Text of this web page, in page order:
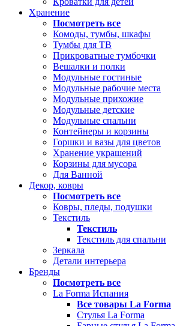
Хранение
Посмотреть все
Комоды, тумбы, шкафы
Тумбы для ТВ
Прикроватные тумбочки
Вешалки и полки
Модульные гостиные
Модульные рабочие места
Модульные прихожие
Модульные детские
Модульные спальни
Контейнеры и корзины
Горшки и вазы для цветов
Хранение украшений
Корзины для мусора
Для Ванной
Декор, ковры
Посмотреть все
Ковры, пледы, подушки
Текстиль
Текстиль
Текстиль для спальни
Зеркала
Детали интерьера
Бренды
Посмотреть все
La Forma Испания
Все товары La Forma
Стулья La Forma